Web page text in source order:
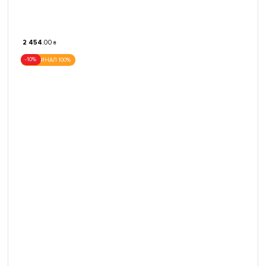
2 454.00 ₴
ОРИГИНАЛ 100%
-10%